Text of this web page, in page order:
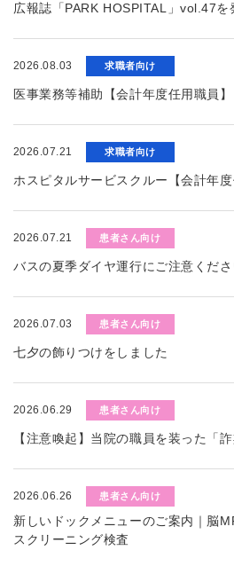
広報誌「PARK HOSPITAL」vol.47を
2026.08.03 求職者向け
医事業務等補助【会計年度任用職員】
2026.07.21 求職者向け
ホスピタルサービスクルー【会計年
2026.07.21 患者さん向け
バスの夏季ダイヤ運行にご注意くだ
2026.07.03 患者さん向け
七夕の飾りつけをしました
2026.06.29 患者さん向け
【注意喚起】当院の職員を装った「
2026.06.26 患者さん向け
新しいドックメニューのご案内｜脳
スクリーニング検査